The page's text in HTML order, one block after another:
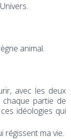
animal.
avec les deux
partie de
idéologies qui
régissent ma vie.